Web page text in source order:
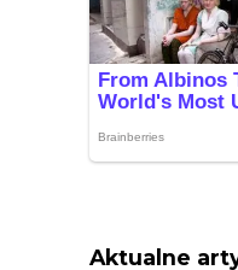
Aktualne